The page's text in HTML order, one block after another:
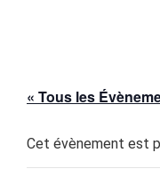
« Tous les
Cet évènement est